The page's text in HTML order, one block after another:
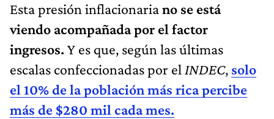
Esta presión inflacionariano se está
viendo acompañada por el factor
ingresos. Y es que, según las últimas
escalas confeccionadas por el INDEC, solo
el 10% de la población más rica percibe
más de $280 mil cada mes.